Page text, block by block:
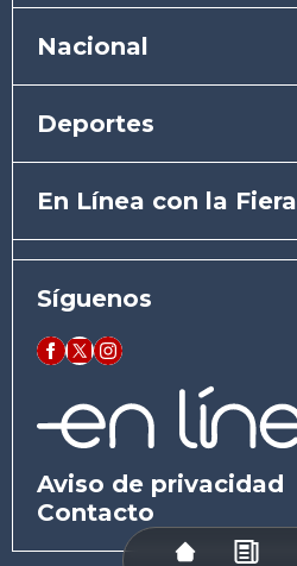
Nacional
Deportes
En Línea con la Fiera
Síguenos
Aviso de privacidad
Contacto